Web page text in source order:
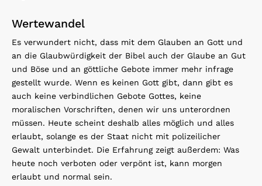
Wertewandel
Es verwundert nicht, dass mit dem Glauben an Gott und
an die Glaubwürdigkeit der Bibel auch der Glaube an Gut
und Böse und an göttliche Gebote immer mehr infrage
gestellt wurde. Wenn es keinen Gott gibt, dann gibt es
auch keine verbindlichen Gebote Gottes, keine
moralischen Vorschriften, denen wir uns unterordnen
müssen. Heute scheint deshalb alles möglich und alles
erlaubt, solange es der Staat nicht mit polizeilicher
Gewalt unterbindet. Die Erfahrung zeigt außerdem: Was
heute noch verboten oder verpönt ist, kann morgen
erlaubt und normal sein.